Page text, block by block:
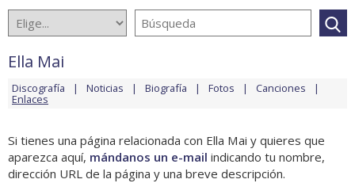
Ella Mai
Discografía Noticias Biografía Fotos Canciones
Enlaces
Si tienes una página relacionada con Ella Mai y quieres que
aparezca aquí, mándanos un e-mail indicando tu nombre,
dirección URL de la página y una breve descripción.